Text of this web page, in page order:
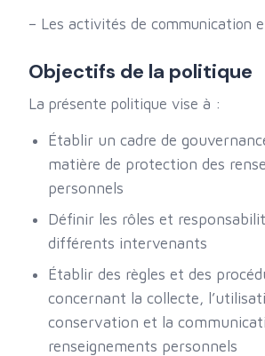
– Les activités de communication
Objectifs de la politique
La présente politique vise à :
Établir un cadre de
matière de protection des
personnels
Définir les rôles et
différents intervenants
Établir des règles et des
concernant la collecte,
conservation et la
renseignements personnels